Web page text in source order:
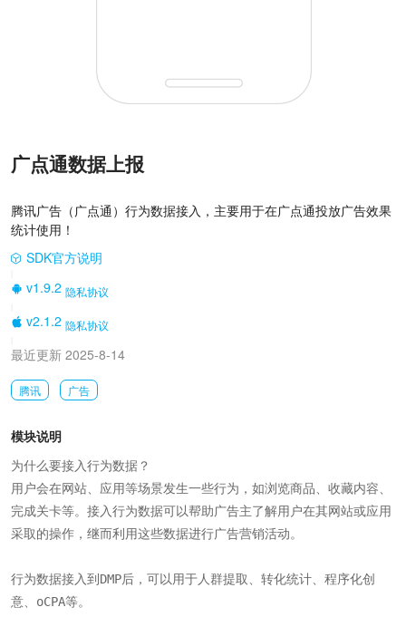
广点通数据上报
腾讯广告（广点通）行为数据接入，主要用于在广点通投放广告效果
统计使用！
SDK官方说明
v1.9.2 隐私协议
v2.1.2 隐私协议
最近更新 2025-8-14
腾讯 广告
模块说明
为什么要接入行为数据？
用户会在网站、应用等场景发生一些行为，如浏览商品、收藏内容、
完成关卡等。接入行为数据可以帮助广告主了解用户在其网站或应用
采取的操作，继而利用这些数据进行广告营销活动。
行为数据接入到DMP后，可以用于人群提取、转化统计、程序化创
意、oCPA等。